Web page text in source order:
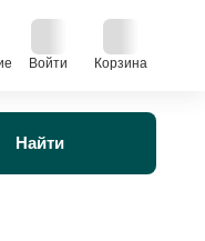
Войти Корзина
Найти